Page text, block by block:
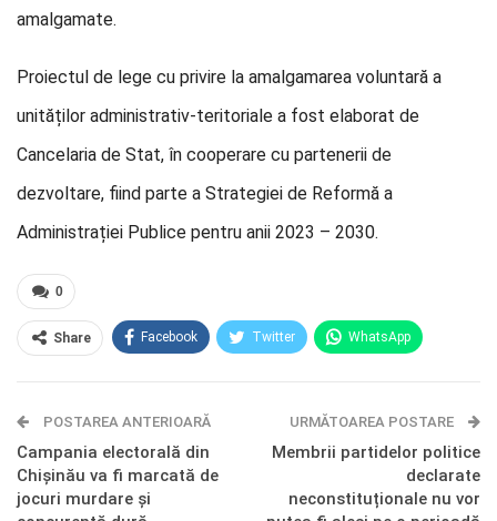
amalgamate.
Proiectul de lege cu privire la amalgamarea voluntară a
unităților administrativ-teritoriale a fost elaborat de
Cancelaria de Stat, în cooperare cu partenerii de
dezvoltare, fiind parte a Strategiei de Reformă a
Administrației Publice pentru anii 2023 – 2030.
0
Share Facebook Twitter WhatsApp
Telegram OK.ru
POSTAREA ANTERIOARĂ
Campania electorală din
Chișinău va fi marcată de
jocuri murdare și
URMĂTOAREA POSTARE
Membrii partidelor politice
declarate
neconstituționale nu vor